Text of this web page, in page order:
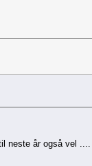
neste år også vel ....